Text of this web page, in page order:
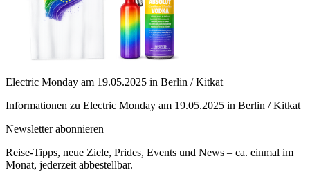
Electric Monday am 19.05.2025 in Berlin / Kitkat
Informationen zu Electric Monday am 19.05.2025 in Berlin / Kitkat
Newsletter abonnieren
Reise-Tipps, neue Ziele, Prides, Events und News – ca. einmal im
Monat, jederzeit abbestellbar.